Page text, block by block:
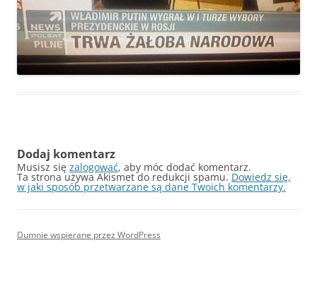
Dodaj komentarz
Musisz się zalogować, aby móc dodać komentarz.
Ta strona używa Akismet do redukcji spamu. Dowiedz się,
w jaki sposób przetwarzane są dane Twoich komentarzy.
Dumnie wspierane przez WordPress